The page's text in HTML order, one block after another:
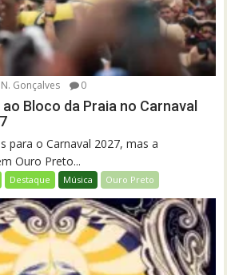
Gonçalves 0
Bloco da Praia no Carnaval
para o Carnaval 2027, mas a
Ouro Preto...
Destaque Música Ouro Preto